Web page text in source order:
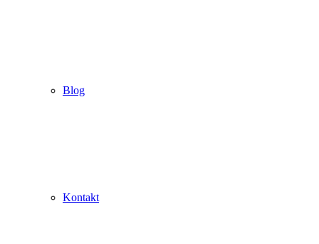
Blog
Kontakt